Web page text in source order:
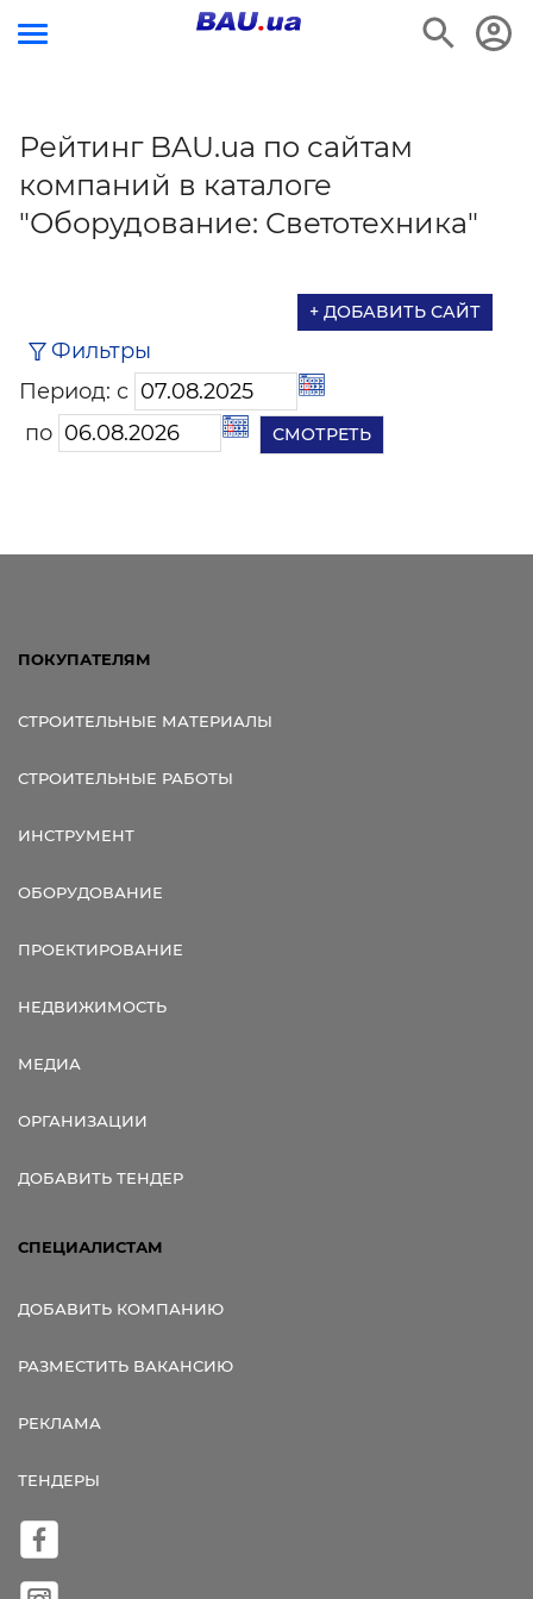
Рейтинг BAU.ua по сайтам
компаний в каталоге
"Оборудование: Светотехника"
+ ДОБАВИТЬ САЙТ
Фильтры
Период: с
по
ПОКУПАТЕЛЯМ
СТРОИТЕЛЬНЫЕ МАТЕРИАЛЫ
СТРОИТЕЛЬНЫЕ РАБОТЫ
ИНСТРУМЕНТ
ОБОРУДОВАНИЕ
ПРОЕКТИРОВАНИЕ
НЕДВИЖИМОСТЬ
МЕДИА
ОРГАНИЗАЦИИ
ДОБАВИТЬ ТЕНДЕР
СПЕЦИАЛИСТАМ
ДОБАВИТЬ КОМПАНИЮ
РАЗМЕСТИТЬ ВАКАНСИЮ
РЕКЛАМА
ТЕНДЕРЫ